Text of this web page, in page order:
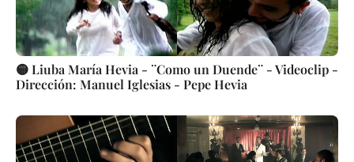
🟡 Liuba María Hevia - ¨Como un Duende¨ - Videoclip -
Dirección: Manuel Iglesias - Pepe Hevia